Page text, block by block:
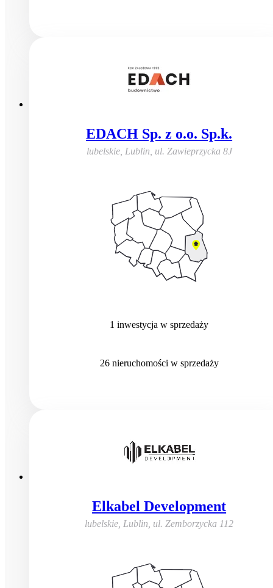
EDACH Sp. z o.o. Sp.k.
lubelskie, Lublin ul. Zawieprzycka 8J
1 inwestycja w sprzedaży
26 nieruchomości w sprzedaży
Elkabel Development
lubelskie, Lublin, ul. Zemborzycka 112